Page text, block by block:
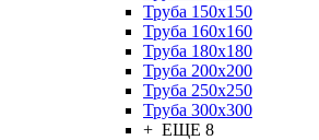
Труба 150x150
Труба 160x160
Труба 180x180
Труба 200x200
Труба 250x250
Труба 300x300
+ ЕЩЕ 8